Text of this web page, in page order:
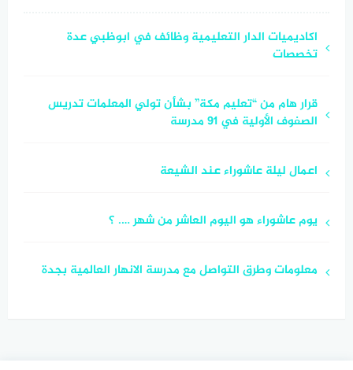
اكاديميات الدار التعليمية وظائف في ابوظبي عدة
تخصصات
قرار هام من “تعليم مكة” بشأن تولي المعلمات تدريس
الصفوف الأولية في 91 مدرسة
اعمال ليلة عاشوراء عند الشيعة
يوم عاشوراء هو اليوم العاشر من شهر …. ؟
معلومات وطرق التواصل مع مدرسة الانهار العالمية بجدة